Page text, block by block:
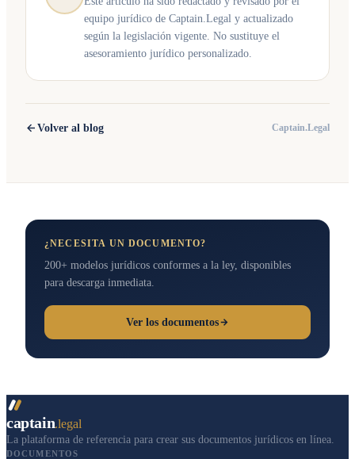
equipo jurídico de Captain.Legal y actualizado
según la legislación vigente. No sustituye el
asesoramiento jurídico personalizado.
Volver al blog Captain.Legal
¿NECESITA UN DOCUMENTO?
200+ modelos jurídicos conformes a la ley, disponibles
para descarga inmediata.
Ver los documentos
captain.legal
La plataforma de referencia para crear sus documentos jurídicos en línea.
DOCUMENTOS